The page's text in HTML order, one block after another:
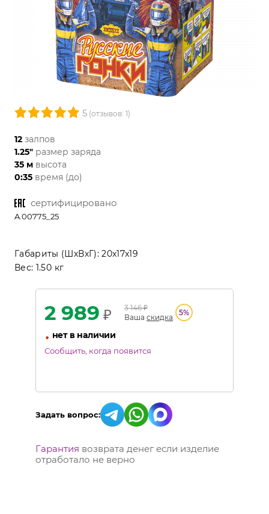
5 (отзывов: 1)
12 залпов
1.25" размер заряда
35 м высота
0:35 время (до)
сертифицировано
A.00775_25
Габариты (ШхВхГ):20x17x19
Вес: 1.50 кг
2 989 ₽ 3 146₽
Ваша скидка
5%
• нет в наличии
Сообщить, когда появится
Задать вопрос:
Гарантия возврата денег если изделие
отработало не верно